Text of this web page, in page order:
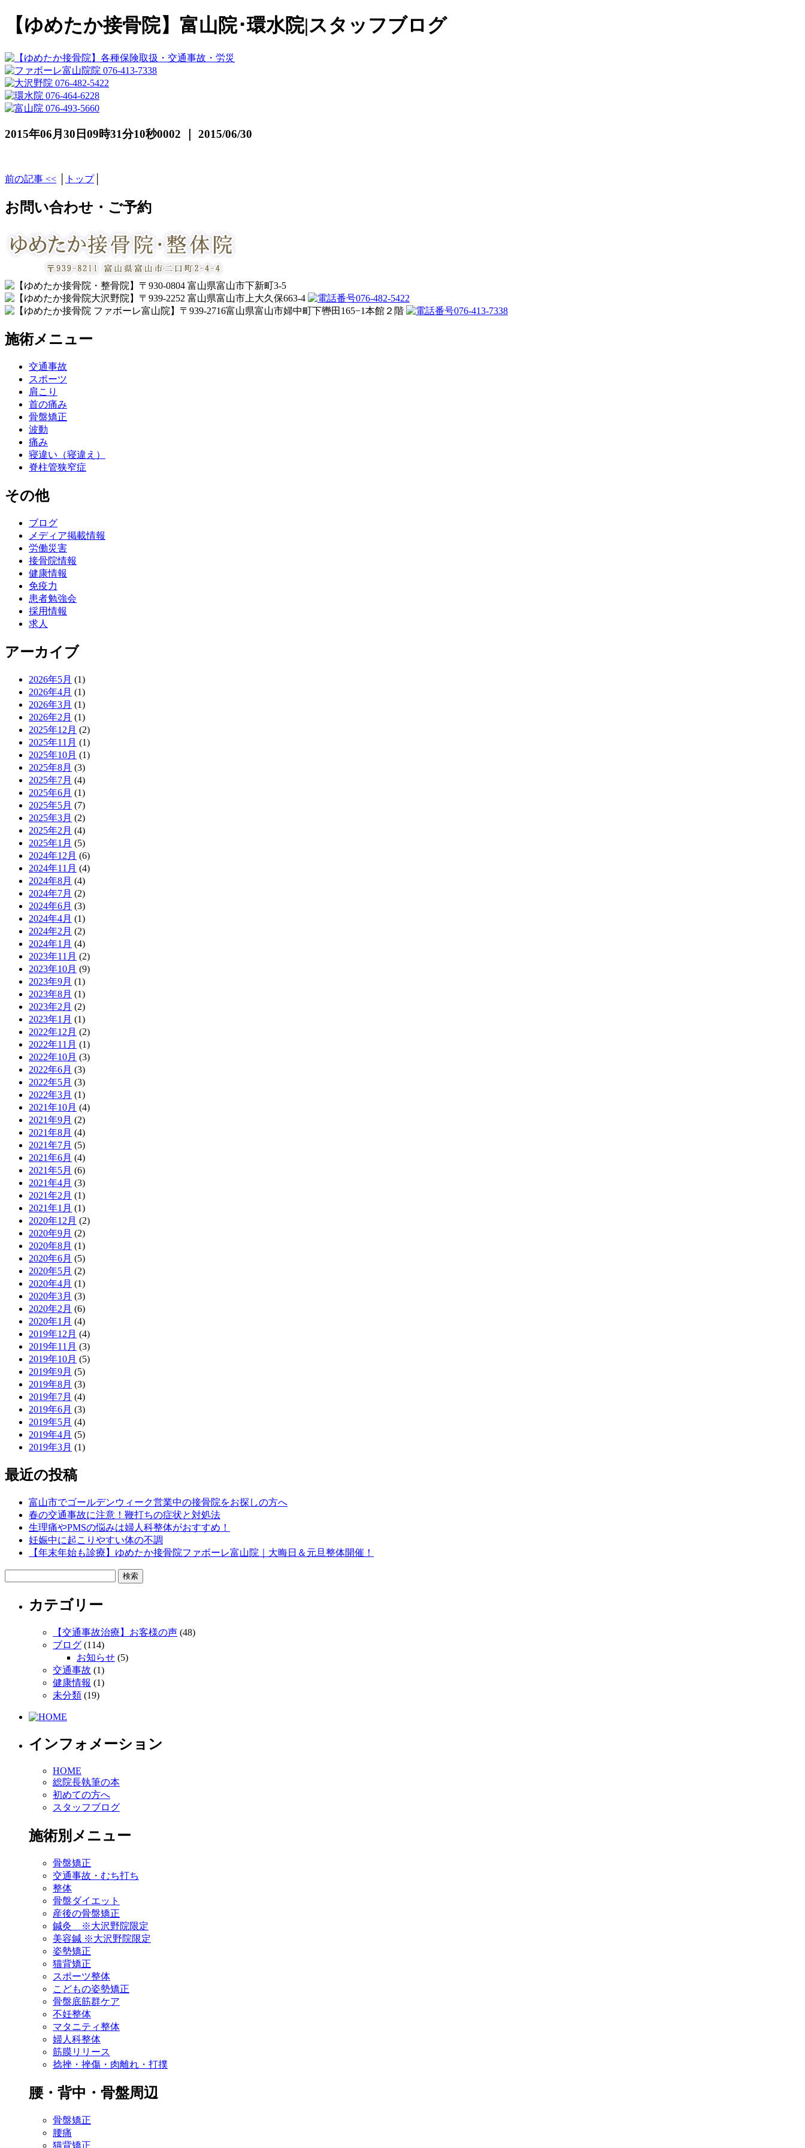
【ゆめたか接骨院】富山院･環水院|スタッフブログ
2015年06月30日09時31分10秒0002 ｜ 2015/06/30
前の記事 << トップ│
お問い合わせ・ご予約
施術メニュー
交通事故
スポーツ
肩こり
首の痛み
骨盤矯正
波動
痛み
寝違い（寝違え）
脊柱管狭窄症
その他
ブログ
メディア掲載情報
労働災害
接骨院情報
健康情報
免疫力
患者勉強会
採用情報
求人
アーカイブ
2026年5月 (1)
2026年4月 (1)
2026年3月 (1)
2026年2月 (1)
2025年12月 (2)
2025年11月 (1)
2025年10月 (1)
2025年8月 (3)
2025年7月 (4)
2025年6月 (1)
2025年5月 (7)
2025年3月 (2)
2025年2月 (4)
2025年1月 (5)
2024年12月 (6)
2024年11月 (4)
2024年8月 (4)
2024年7月 (2)
2024年6月 (3)
2024年4月 (1)
2024年2月 (2)
2024年1月 (4)
2023年11月 (2)
2023年10月 (9)
2023年9月 (1)
2023年8月 (1)
2023年2月 (2)
2023年1月 (1)
2022年12月 (2)
2022年11月 (1)
2022年10月 (3)
2022年6月 (3)
2022年5月 (3)
2022年3月 (1)
2021年10月 (4)
2021年9月 (2)
2021年8月 (4)
2021年7月 (5)
2021年6月 (4)
2021年5月 (6)
2021年4月 (3)
2021年2月 (1)
2021年1月 (1)
2020年12月 (2)
2020年9月 (2)
2020年8月 (1)
2020年6月 (5)
2020年5月 (2)
2020年4月 (1)
2020年3月 (3)
2020年2月 (6)
2020年1月 (4)
2019年12月 (4)
2019年11月 (3)
2019年10月 (5)
2019年9月 (5)
2019年8月 (3)
2019年7月 (4)
2019年6月 (3)
2019年5月 (4)
2019年4月 (5)
2019年3月 (1)
最近の投稿
富山市でゴールデンウィーク営業中の接骨院をお探しの方へ
春の交通事故に注意！鞭打ちの症状と対処法
生理痛やPMSの悩みは婦人科整体がおすすめ！
妊娠中に起こりやすい体の不調
【年末年始も診療】ゆめたか接骨院ファボーレ富山院｜大晦日＆元旦整体開催！
カテゴリー
【交通事故治療】お客様の声 (48)
ブログ (114)
お知らせ (5)
交通事故 (1)
健康情報 (1)
未分類 (19)
インフォメーション
HOME
総院長執筆の本
初めての方へ
スタッフブログ
施術別メニュー
骨盤矯正
交通事故・むち打ち
整体
骨盤ダイエット
産後の骨盤矯正
鍼灸 ※大沢野院限定
美容鍼 ※大沢野院限定
姿勢矯正
猫背矯正
スポーツ整体
こどもの姿勢矯正
骨盤底筋群ケア
不妊整体
マタニティ整体
婦人科整体
筋膜リリース
捻挫・挫傷・肉離れ・打撲
腰・背中・骨盤周辺
骨盤矯正
腰痛
猫背矯正